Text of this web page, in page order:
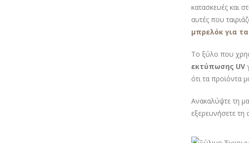
κατασκευές και
αυτές που
μπρελόκ για
Το ξύλο που
εκτύπωσης UV
ότι τα προϊόντα
Ανακαλύψτε τη
εξερευνήσετε τη